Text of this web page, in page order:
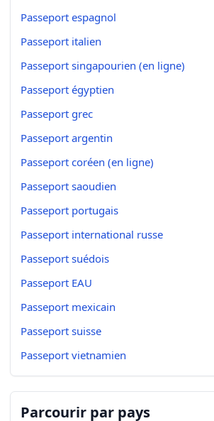
Passeport espagnol
Passeport italien
Passeport singapourien (en ligne)
Passeport égyptien
Passeport grec
Passeport argentin
Passeport coréen (en ligne)
Passeport saoudien
Passeport portugais
Passeport international russe
Passeport suédois
Passeport EAU
Passeport mexicain
Passeport suisse
Passeport vietnamien
Parcourir par pays